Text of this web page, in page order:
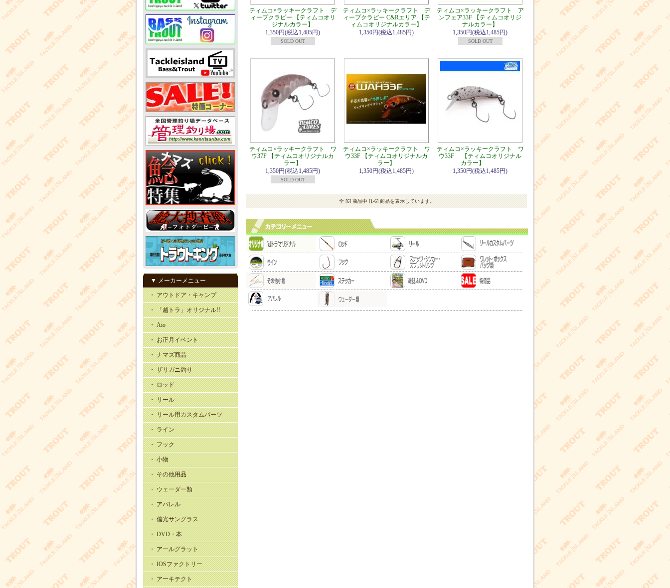
▼ メーカーメニュー
・ アウトドア・キャンプ
・ 「越トラ」オリジナル!!
・ Aio
・ お正月イベント
・ ナマズ商品
・ ザリガニ釣り
・ ロッド
・ リール
・ リール用カスタムパーツ
・ ライン
・ フック
・ 小物
・ その他用品
・ ウェーダー類
・ アパレル
・ 偏光サングラス
・ DVD・本
・ アールグラット
・ IOSファクトリー
・ アーキテクト
ティムコ×ラッキークラフト デ
ィープクラピー 【ティムコオリ
ジナルカラー】
1,350円(税込1,485円)
SOLD OUT
ティムコ×ラッキークラフト デ
ィープクラピー C&Rエリア 【テ
ィムコオリジナルカラー】
1,350円(税込1,485円)
ティムコ×ラッキークラフト ア
ンフェア33F 【ティムコオリジ
ナルカラー】
1,350円(税込1,485円)
SOLD OUT
ティムコ×ラッキークラフト ワ
ウ37F 【ティムコオリジナルカ
ラー】
1,350円(税込1,485円)
SOLD OUT
ティムコ×ラッキークラフト ワ
ウ33F 【ティムコオリジナルカ
ラー】
1,350円(税込1,485円)
ティムコ×ラッキークラフト ワ
ウ33F 【ティムコオリジナル
カラー】
1,350円(税込1,485円)
全 [6] 商品中 [1-6] 商品を表示しています。